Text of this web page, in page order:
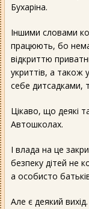
Бухаріна.
Іншими словами
працюють, бо
відкриттю
укриттів, а також
себе дитсадками,
Цікаво, що деякі
Автошколах.
І влада на це
безпеку дітей не
а особисто
Але є деякий